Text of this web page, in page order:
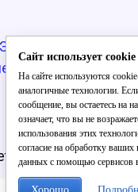
Эксперты узнали,
образование в
Сайт использует cookie
На сайте используются
аналогичные технологии.
сообщение, вы остаетесь на
означает, что вы не
использования этих
согласие на обработку ваших
данных с помощью сервисов